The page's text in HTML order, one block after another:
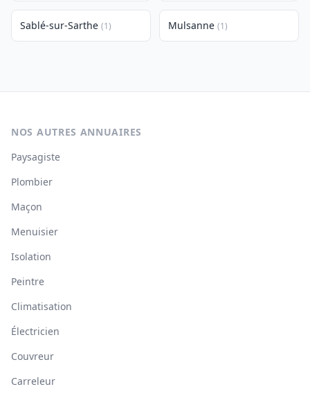
Sablé-sur-Sarthe (1) Mulsanne (1)
NOS AUTRES ANNUAIRES
Paysagiste
Plombier
Maçon
Menuisier
Isolation
Peintre
Climatisation
Électricien
Couvreur
Carreleur